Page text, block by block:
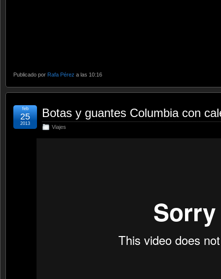
Publicado por Rafa Pérez a las 10:16
Botas y guantes Columbia con
Viajes
feb
25
2013